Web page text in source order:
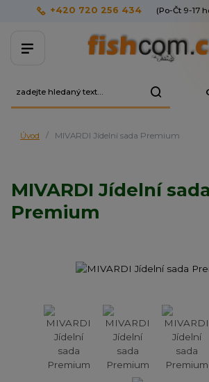
+420 720 256 434 (Po-Čt 9-17
Úvod MIVARDI Jídelní sada Premium
MIVARDI Jídelní sada
Premium